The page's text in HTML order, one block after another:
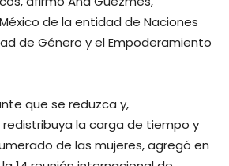
de la entidad de Naciones
de Género y el Empoderamiento
que se reduzca y,
la carga de tiempo y
de las mujeres, agregó en